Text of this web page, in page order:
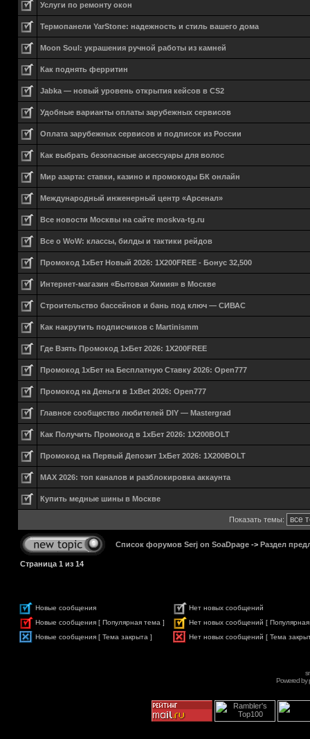
Услуги по ремонту окон
Термопанели YarStone: надежность и стиль вашего дома
Moon Soul: украшения ручной работы из камней
Как поднять ферритин
Jabka — новый уровень открытия кейсов в CS2
Удобные варианты оплаты зарубежных сервисов
Оплата зарубежных сервисов и подписок из России
Как выбрать безопасные аксессуары для волос
Мир азарта: ставки, казино и промокоды БК онлайн
Международный инженерный центр «Арсенал»
Все новости Москвы на сайте moskva-tg.ru
Все о WoW: классы, билды и тактики рейдов
Промокод 1хБет Новый 2026: 1X200FREE - Бонус 32,500
Интернет-магазин «Бытовая Химия» в Москве
Строительство бассейнов и бань под ключ — СИВАС
Как накрутить подписчиков с Martinismm
Где Взять Промокод 1хБет 2026: 1X200FREE
Промокод 1хБет на Бесплатную Ставку 2026: Open777
Промокод на Деньги в 1xBet 2026: Open777
Главное сообщество любителей DIY — Mastergrad
Как Получить Промокод в 1хБет 2026: 1X200BOLT
Промокод на Первый Депозит 1хБет 2026: 1X200BOLT
MAX 2026: топ каналов и разблокировка аккаунта
Купить медные шины в Москве
Показать темы:
Список форумов Serj on SoaDpage -> Раздел
Страница 1 из 14
Новые сообщения
Нет новых сообщений
Новые сообщения [ Популярная тема ]
Нет новых сообщений [
Новые сообщения [ Тема закрыта ]
Нет новых сообщений [ Тема
Powered by